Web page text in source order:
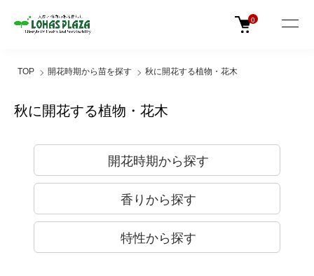
0
TOP 開花時期から苗を探す 秋に開花する植物・花木
秋に開花する植物・花木
開花時期から探す
香りから探す
特性から探す